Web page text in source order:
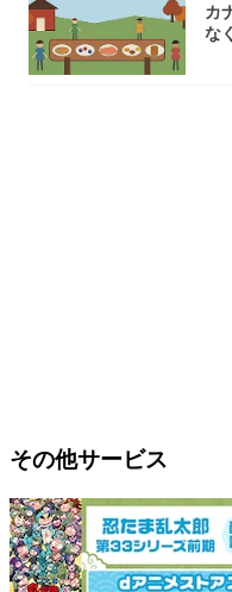
カ
な
その他サービス